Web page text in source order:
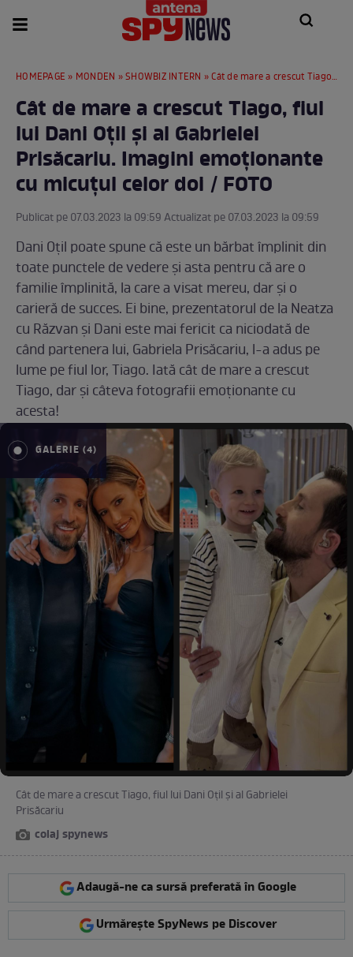
HOMEPAGE » MONDEN »SHOWBIZ INTERN » Cât de mare a crescut Tiago, fiul lui Dani Oțil și al Gabrielei Prisăcariu. Imagini emoționante cu micuțul celor doi / FOTO
Cât de mare a crescut Tiago, fiul
lui Dani Oțil și al Gabrielei
Prisăcariu. Imagini emoționante
cu micuțul celor doi / FOTO
Publicat pe 07.03.2023 la 09:59 Actualizat pe 07.03.2023 la 09:59
Dani Oțil poate spune că este un bărbat împlinit din
toate punctele de vedere și asta pentru că are o
familie împlinită, la care a visat mereu, dar și o
carieră de succes. Ei bine, prezentatorul de la Neatza
cu Răzvan și Dani este mai fericit ca niciodată de
când partenera lui, Gabriela Prisăcariu, l-a adus pe
lume pe fiul lor, Tiago. Iată cât de mare a crescut
Tiago, dar și câteva fotografii emoționante cu
acesta!
GALERIE (4)
Cât de mare a crescut Tiago, fiul lui Dani Oțil și al Gabrielei
Prisăcariu
colaj spynews
Adaugă-ne ca sursă preferată în Google
Urmărește SpyNews pe Discover